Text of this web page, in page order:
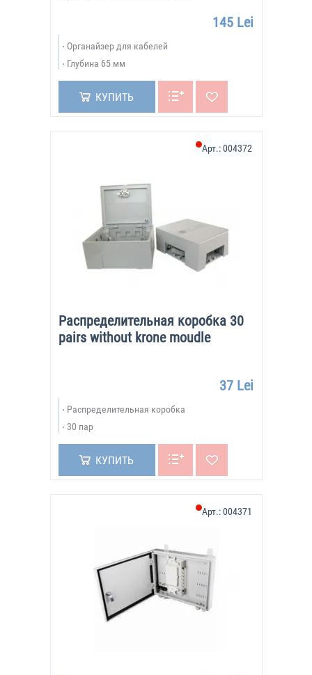
145 Lei
Органайзер для кабелей
Глубина 65 мм
КУПИТЬ
Распределительная коробка 30
pairs without krone moudle
Арт.:004372
37 Lei
Распределительная коробка
30 пар
КУПИТЬ
Арт.:004371